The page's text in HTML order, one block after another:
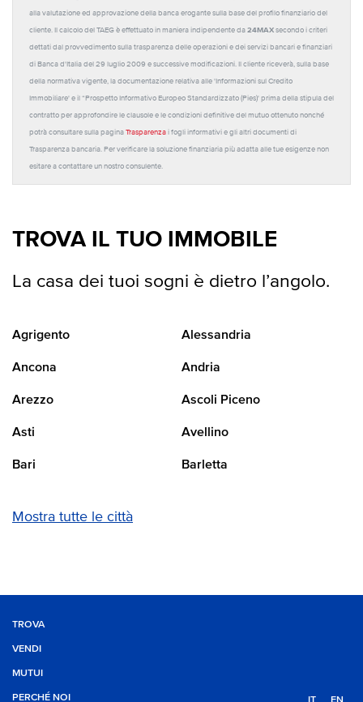
alla valutazione ed approvazione della banca erogante sulla base del profilo finanziario del
cliente. Il calcolo del TAEG è effettuato in maniera indipendente da 24MAX secondo i criteri
dettati dal provvedimento sulla trasparenza delle operazioni e dei servizi bancari e finanziari
di Banca d'Italia del 29 luglio 2009 e successive modificazioni. Il cliente riceverà, sulla base
della normativa vigente, la documentazione relativa alle 'Informazioni sul Credito
Immobiliare' e il “Prospetto Informativo Europeo Standardizzato (Pies)' prima della stipula del
contratto per approfondire le clausole e le condizioni definitive del mutuo ottenuto nonché
potrà consultare sulla pagina Trasparenza i fogli informativi e gli altri documenti di
Trasparenza bancaria. Per verificare la soluzione finanziaria più adatta alle tue esigenze non
esitare a contattare un nostro consulente.
TROVA IL TUO IMMOBILE
La casa dei tuoi sogni è dietro l’angolo.
Agrigento Alessandria
Ancona Andria
Arezzo Ascoli Piceno
Asti Avellino
Bari Barletta
Mostra tutte le città
TROVA
VENDI
MUTUI
PERCHÉ NOI